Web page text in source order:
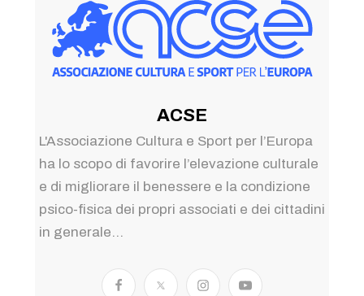
ACSE
L'Associazione Cultura e Sport per l’Europa
ha lo scopo di favorire l’elevazione culturale
e di migliorare il benessere e la condizione
psico-fisica dei propri associati e dei cittadini
in generale...